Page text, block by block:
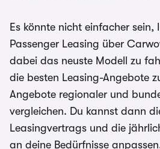
Es könnte nicht einfacher sein,
Passenger Leasing über
dabei das neuste Modell zu
die besten Leasing-Angebote
Angebote regionaler und
vergleichen. Du kannst dann
Leasingvertrags und die
an deine Bedürfnisse